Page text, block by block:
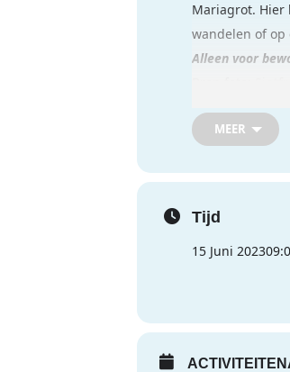
Mariagrot. Hier
wandelen of
Alleen voor
MEER
Tijd
15 Juni 2023